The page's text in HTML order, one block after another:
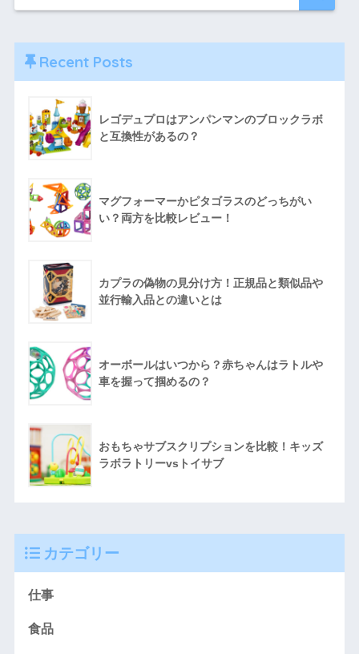
Recent Posts
レゴデュプロはアンパンマンのブロックラボ
と互換性があるの？
マグフォーマーかピタゴラスのどっちがい
い？両方を比較レビュー！
カプラの偽物の見分け方！正規品と類似品や
並行輸入品との違いとは
オーボールはいつから？赤ちゃんはラトルや
車を握って掴めるの？
おもちゃサブスクリプションを比較！キッズ
ラボラトリーvsトイサブ
カテゴリー
仕事
食品